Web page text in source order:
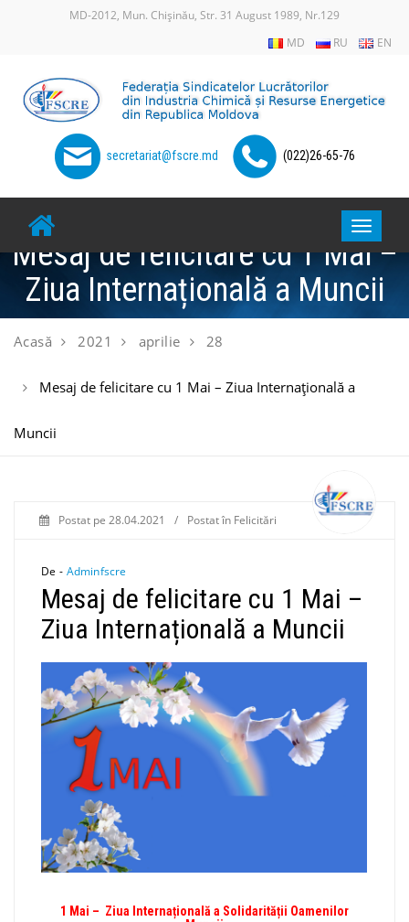
MD-2012, Mun. Chișinău, Str. 31 August 1989, Nr.129
MD
RU EN
secretariat@fscre.md (022)26-65-76
Toggle
Mesaj de felicitare cu 1 Mai –
Ziua Internațională a Muncii
Acasă 2021 aprilie 28
Mesaj de felicitare cu 1 Mai – Ziua Internațională a
Muncii
Postat pe 28.04.2021 / Postat în Felicitări
De - Adminfscre
Mesaj de felicitare cu 1 Mai –
Ziua Internațională a Muncii
1 Mai – Ziua Internațională a Solidarității Oamenilor